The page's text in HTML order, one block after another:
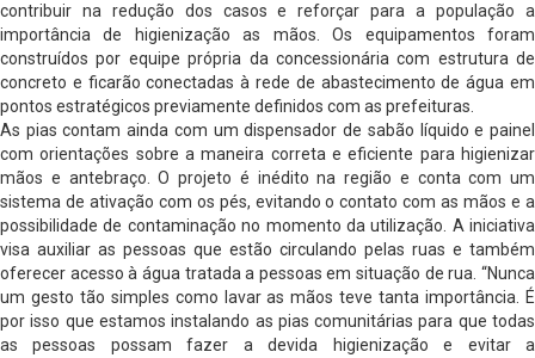
contribuir na redução dos casos e reforçar para a população a
importância de higienização as mãos. Os equipamentos foram
construídos por equipe própria da concessionária com estrutura de
concreto e ficarão conectadas à rede de abastecimento de água em
pontos estratégicos previamente definidos com as prefeituras.
As pias contam ainda com um dispensador de sabão líquido e painel
com orientações sobre a maneira correta e eficiente para higienizar
mãos e antebraço. O projeto é inédito na região e conta com um
sistema de ativação com os pés, evitando o contato com as mãos e a
possibilidade de contaminação no momento da utilização. A iniciativa
visa auxiliar as pessoas que estão circulando pelas ruas e também
oferecer acesso à água tratada a pessoas em situação de rua. “Nunca
um gesto tão simples como lavar as mãos teve tanta importância. É
por isso que estamos instalando as pias comunitárias para que todas
as pessoas possam fazer a devida higienização e evitar a